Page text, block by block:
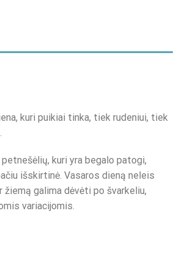
kuri puikiai tinka, tiek rudeniui, tiek
petnešėlių, kuri yra begalo patogi,
išskirtinė. Vasaros dieną neleis
žiemą galima dėvėti po švarkeliu,
variacijomis.